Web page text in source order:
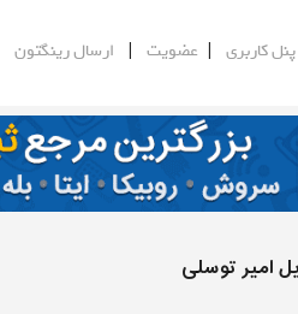
پنل کاربری | عضویت | ارسال رینگتون
امیر توسلی